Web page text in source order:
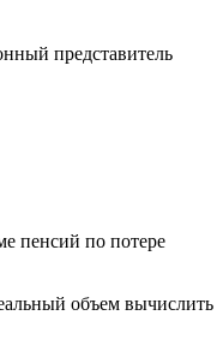
представитель
пенсий по потере
объем вычислить